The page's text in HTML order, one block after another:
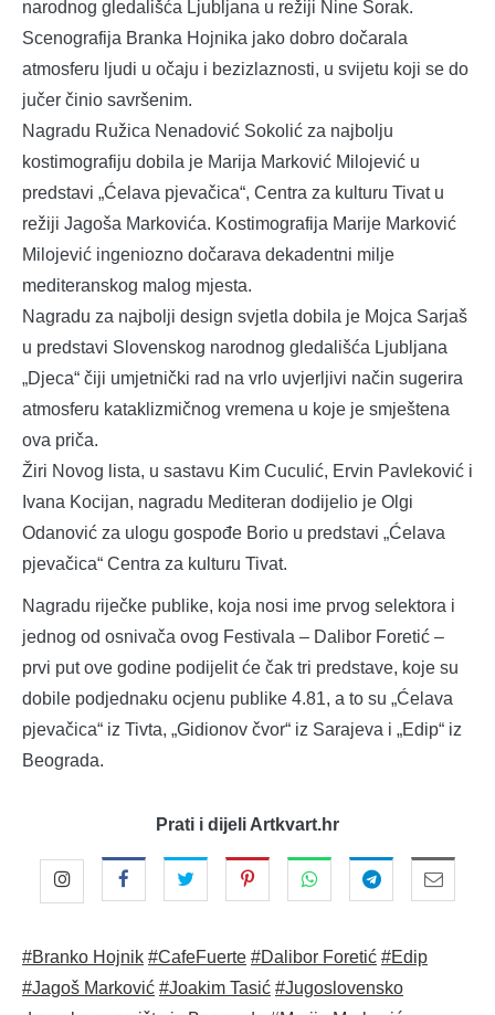
narodnog gledališća Ljubljana u režiji Nine Šorak.
Scenografija Branka Hojnika jako dobro dočarala
atmosferu ljudi u očaju i bezizlaznosti, u svijetu koji se do
jučer činio savršenim.
Nagradu Ružica Nenadović Sokolić za najbolju
kostimografiju dobila je Marija Marković Milojević u
predstavi „Ćelava pjevačica“, Centra za kulturu Tivat u
režiji Jagoša Markovića. Kostimografija Marije Marković
Milojević ingeniozno dočarava dekadentni milje
mediteranskog malog mjesta.
Nagradu za najbolji design svjetla dobila je Mojca Sarjaš
u predstavi Slovenskog narodnog gledališća Ljubljana
„Djeca“ čiji umjetnički rad na vrlo uvjerljivi način sugerira
atmosferu kataklizmičnog vremena u koje je smještena
ova priča.
Žiri Novog lista, u sastavu Kim Cuculić, Ervin Pavleković i
Ivana Kocijan, nagradu Mediteran dodijelio je Olgi
Odanović za ulogu gospođe Borio u predstavi „Ćelava
pjevačica“ Centra za kulturu Tivat.
Nagradu riječke publike, koja nosi ime prvog selektora i
jednog od osnivača ovog Festivala – Dalibor Foretić –
prvi put ove godine podijelit će čak tri predstave, koje su
dobile podjednaku ocjenu publike 4.81, a to su „Ćelava
pjevačica“ iz Tivta, „Gidionov čvor“ iz Sarajeva i „Edip“ iz
Beograda.
Prati i dijeli Artkvart.hr
#Branko Hojnik #CafeFuerte #Dalibor Foretić #Edip
#Jagoš Marković #Joakim Tasić #Jugoslovensko